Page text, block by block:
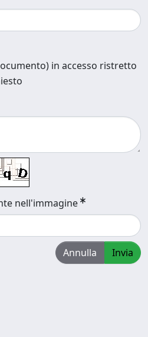
in accesso ristretto
nell'immagine
Annulla Invia